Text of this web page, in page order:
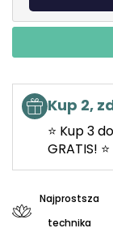
Kup 2,
⭐ Kup 3
GRATIS! ⭐
Najprostsza
technika